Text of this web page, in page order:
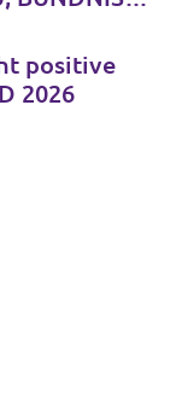
auf
positive
2026